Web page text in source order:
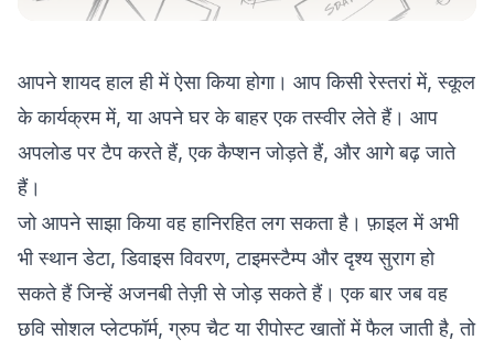
आपने शायद हाल ही में ऐसा किया होगा। आप किसी रेस्तरां में, स्कूल
के कार्यक्रम में, या अपने घर के बाहर एक तस्वीर लेते हैं। आप
अपलोड पर टैप करते हैं, एक कैप्शन जोड़ते हैं, और आगे बढ़ जाते
हैं।
जो आपने साझा किया वह हानिरहित लग सकता है। फ़ाइल में अभी
भी स्थान डेटा, डिवाइस विवरण, टाइमस्टैम्प और दृश्य सुराग हो
सकते हैं जिन्हें अजनबी तेज़ी से जोड़ सकते हैं। एक बार जब वह
छवि सोशल प्लेटफॉर्म, ग्रुप चैट या रीपोस्ट खातों में फैल जाती है, तो